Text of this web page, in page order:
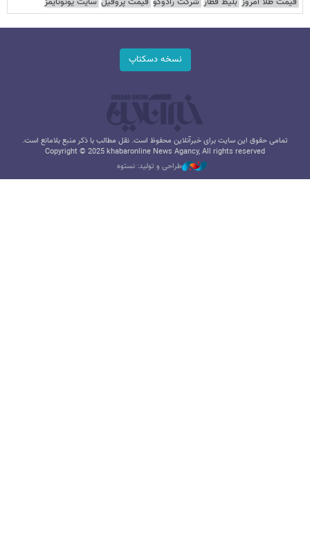
نسخه دسکتاپ
تمامی حقوق این سایت برای خبرآنلاین محفوظ است. نقل مطالب با ذکر منبع بلامانع است.
Copyright © 2025 khabaronline News Agancy, All rights reserved
طراحی و تولید: نستوه